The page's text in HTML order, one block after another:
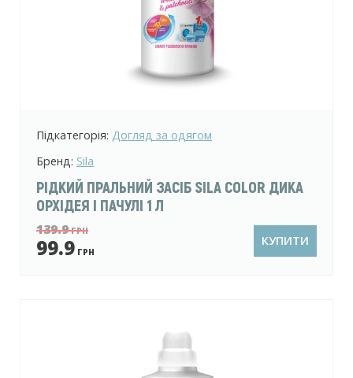
Підкатегорія: Догляд за одягом
Бренд: Sila
РІДКИЙ ПРАЛЬНИЙ ЗАСІБ SILA COLOR ДИКА
ОРХІДЕЯ І ПАЧУЛІ 1 Л
139.9ГРН
99.9 ГРН
КУПИТИ